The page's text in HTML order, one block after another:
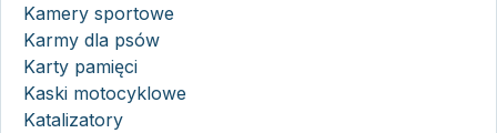
Kamery sportowe
Karmy dla psów
Karty pamięci
Kaski motocyklowe
Katalizatory